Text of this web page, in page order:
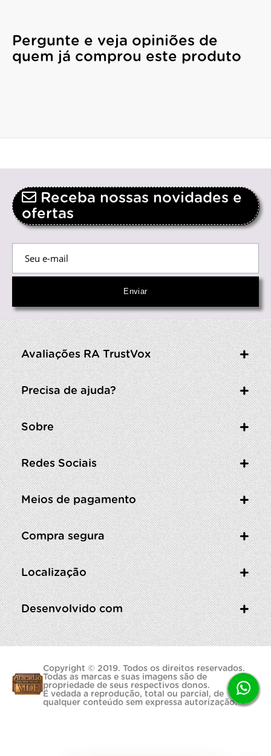
Pergunte e veja opiniões de
quem já comprou este produto
Receba nossas novidades e
ofertas
Avaliações RA TrustVox
Precisa de ajuda?
Sobre
Redes Sociais
Meios de pagamento
Compra segura
Localização
Desenvolvido com
Copyright © 2019. Todos os direitos reservados.
Todas as marcas e suas imagens são de
propriedade de seus respectivos donos.
É vedada a reprodução, total ou parcial, de
qualquer conteúdo sem expressa autorização.